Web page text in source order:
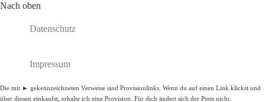
Nach oben
Datenschutz
Impressum
Die mit ► gekennzeichneten Verweise sind Provisionlinks. Wenn du auf einen Link klickst und
über diesen einkaufst, erhalte ich eine Provision. Für dich ändert sich der Preis nicht.